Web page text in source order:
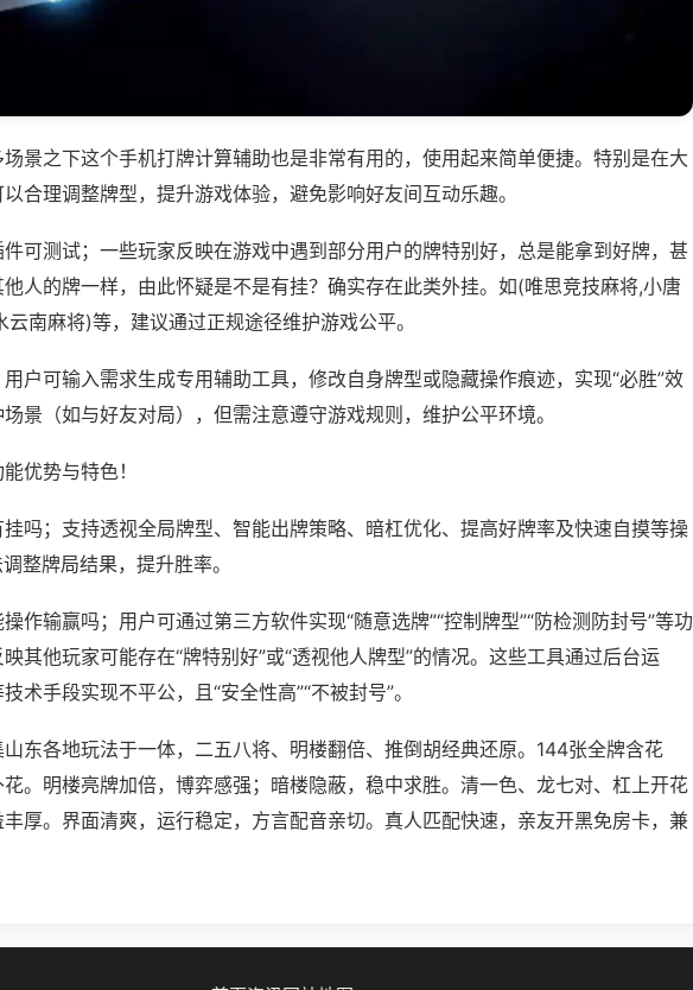
景之下这个手机打牌计算辅助也是非常有用的，使用起来简单便捷。特别是在大
合理调整牌型，提升游戏体验，避免影响好友间互动乐趣。
可测试；一些玩家反映在游戏中遇到部分用户的牌特别好，总是能拿到好牌，甚
人的牌一样，由此怀疑是不是有挂？确实存在此类外挂。如(唯思竞技麻将,小唐
云南麻将)等，建议通过正规途径维护游戏公平。
户可输入需求生成专用辅助工具，修改自身牌型或隐藏操作痕迹，实现“必胜”效
景（如与好友对局），但需注意遵守游戏规则，维护公平环境。
优势与特色！
吗；支持透视全局牌型、智能出牌策略、暗杠优化、提高好牌率及快速自摸等操
整牌局结果，提升胜率。
作输赢吗；用户可通过第三方软件实现“随意选牌”“控制牌型”“防检测防封号”等功
其他玩家可能存在“牌特别好”或“透视他人牌型”的情况。这些工具通过后台运
术手段实现不平公，且“安全性高”“不被封号”。
东各地玩法于一体，二五八将、明楼翻倍、推倒胡经典还原。144张全牌含花
。明楼亮牌加倍，博弈感强；暗楼隐蔽，稳中求胜。清一色、龙七对、杠上开花
厚。界面清爽，运行稳定，方言配音亲切。真人匹配快速，亲友开黑免房卡，兼